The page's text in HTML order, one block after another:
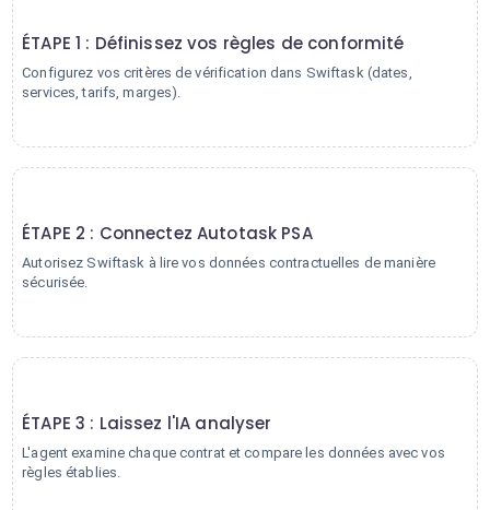
ÉTAPE 1 : Définissez vos règles de conformité
Configurez vos critères de vérification dans Swiftask (dates,
services, tarifs, marges).
ÉTAPE 2 : Connectez Autotask PSA
Autorisez Swiftask à lire vos données contractuelles de manière
sécurisée.
ÉTAPE 3 : Laissez l'IA analyser
L'agent examine chaque contrat et compare les données avec vos
règles établies.